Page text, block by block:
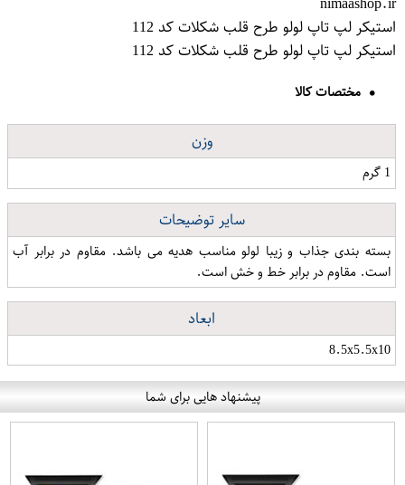
استیکر لپ تاپ لولو طرح قلب شکلات کد 112
استیکر لپ تاپ لولو طرح قلب شکلات کد 112
مختصات کالا
وزن
1 گرم
سایر توضیحات
بسته بندی جذاب و زیبا لولو مناسب هدیه می باشد. مقاوم در برابر آب
است. مقاوم در برابر خط و خش است.
ابعاد
8.5x5.5x10
پیشنهاد هایی برای شما